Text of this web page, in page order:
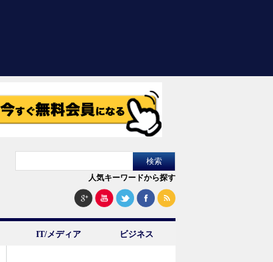
人気キーワードから探す
IT/メディア ビジネス